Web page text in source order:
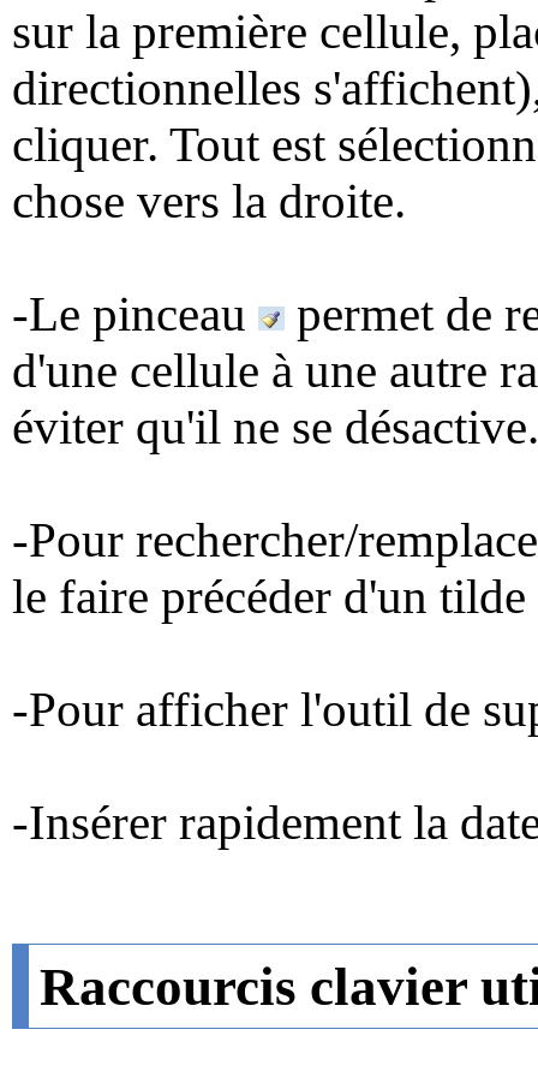
sur la première cellule,
directionnelles
cliquer. Tout est
chose vers la droite.
-Le pinceau
permet de
d'une cellule à une autre
éviter qu'il ne se désactive.
-Pour rechercher/
le faire précéder d'un
-Pour afficher l'outil de
-Insérer rapidement la
Raccourcis clavier